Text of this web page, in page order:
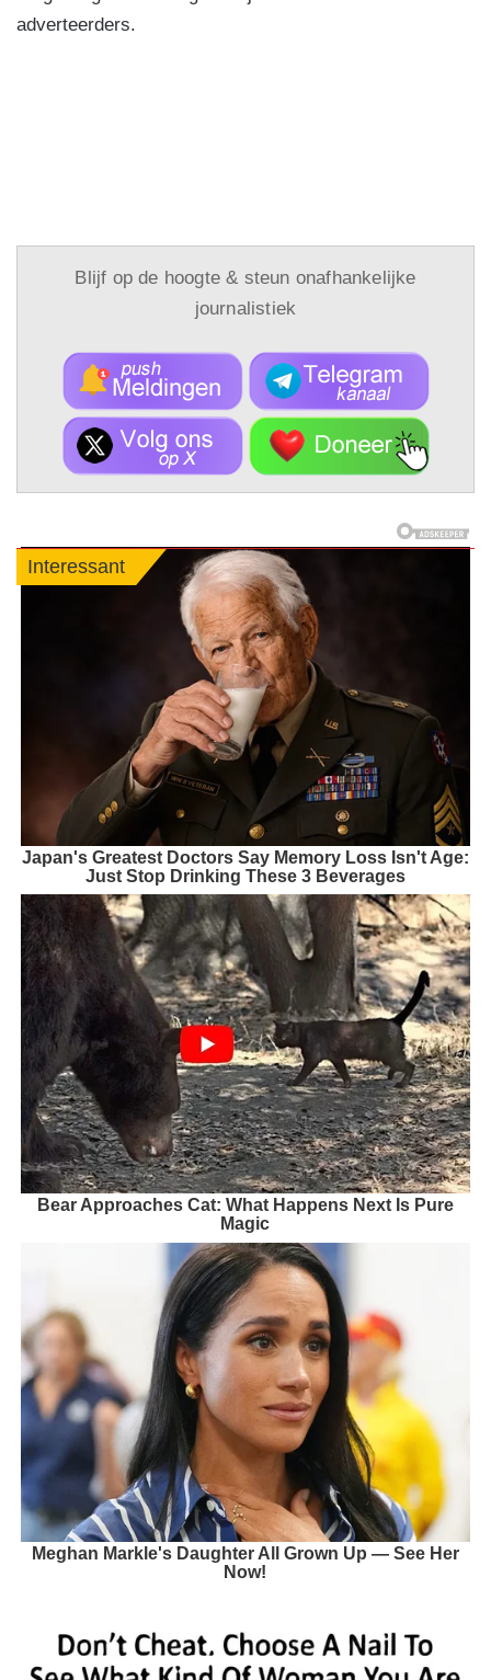
adverteerders.
Blijf op de hoogte & steun onafhankelijke
journalistiek
Interessant
Japan's Greatest Doctors Say Memory Loss Isn't Age:
Just Stop Drinking These 3 Beverages
Bear Approaches Cat: What Happens Next Is Pure
Magic
Meghan Markle's Daughter All Grown Up — See Her
Now!